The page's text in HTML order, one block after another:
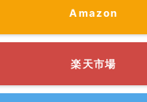
Amazon
楽天市場